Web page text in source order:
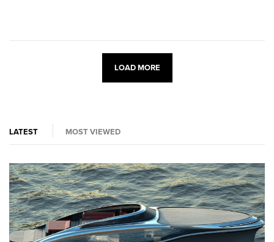
LOAD MORE
LATEST MOST VIEWED